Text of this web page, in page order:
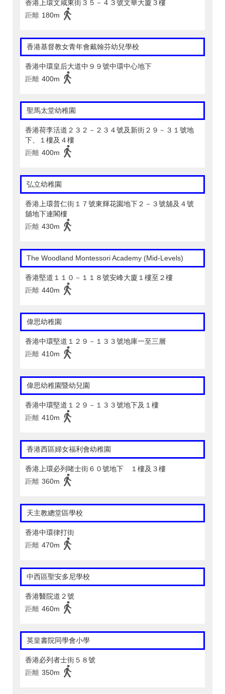
香港上環文咸東街３５－４３號文華大廈３樓
距離 180m
香港基督教女青年會戴翰芬幼兒學校
香港中環皇后大道中９９號中環中心地下
距離 400m
聖馬太堂幼稚園
香港荷李活道２３２－２３４號及新街２９－３１號地
下、１樓及４樓
距離 400m
弘立幼稚園
香港上環普仁街１７號東輝花園地下２－３號舖及４號
舖地下連閣樓
距離 430m
The Woodland Montessori Academy (Mid-Levels)
香港堅道１１０－１１８號安峰大廈１樓至２樓
距離 440m
偉思幼稚園
香港中環堅道１２９－１３３號地庫一至三層
距離 410m
偉思幼稚園暨幼兒園
香港中環堅道１２９－１３３號地下及１樓
距離 410m
香港西區婦女福利會幼稚園
香港上環必列啫士街６０號地下 １樓及３樓
距離 360m
天主教總堂區學校
香港中環律打街
距離 470m
中西區聖安多尼學校
香港醫院道２號
距離 460m
英皇書院同學會小學
香港必列者士街５８號
距離 350m